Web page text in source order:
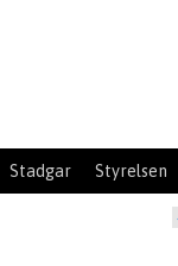
Stadgar Styrelsen